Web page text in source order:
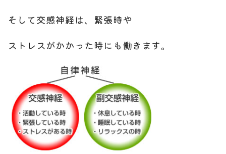
そして交感神経は、緊張時や
ストレスがかかった時にも働きます。